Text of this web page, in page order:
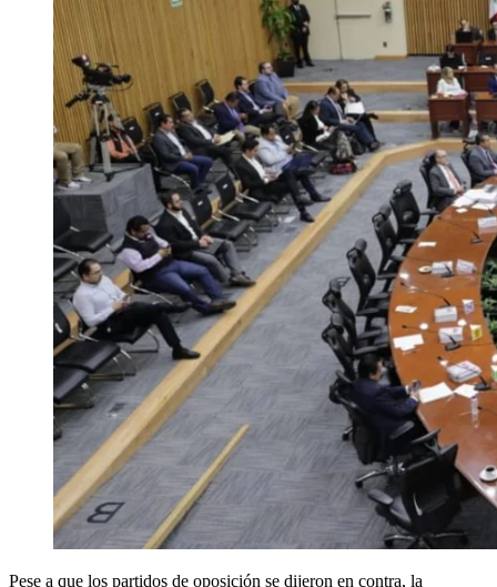
Pese a que los partidos de oposición se dijeron en contra, la